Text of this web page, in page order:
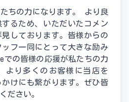
ちの力になります。 より良
るため、いただいたコメン
見しております。皆様からの
フ一同にとって大きな励み
での皆様の応援が私たちの力
より多くのお客様に当店を
けにも繋がります。ぜひ皆
ださい。